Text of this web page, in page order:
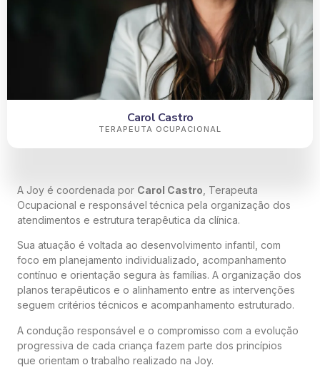
Carol Castro
TERAPEUTA OCUPACIONAL
A Joy é coordenada por Carol Castro , Terapeuta
Ocupacional e responsável técnica pela organização dos
atendimentos e estrutura terapêutica da clínica.
Sua atuação é voltada ao desenvolvimento infantil, com
foco em planejamento individualizado, acompanhamento
contínuo e orientação segura às famílias. A organização dos
planos terapêuticos e o alinhamento entre as intervenções
seguem critérios técnicos e acompanhamento estruturado.
A condução responsável e o compromisso com a evolução
progressiva de cada criança fazem parte dos princípios
que orientam o trabalho realizado na Joy.